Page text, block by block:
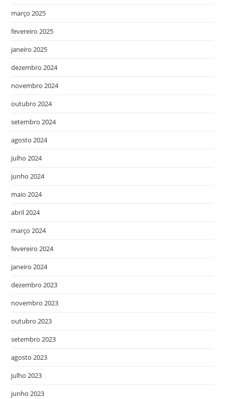
março 2025
fevereiro 2025
janeiro 2025
dezembro 2024
novembro 2024
outubro 2024
setembro 2024
agosto 2024
julho 2024
junho 2024
maio 2024
abril 2024
março 2024
fevereiro 2024
janeiro 2024
dezembro 2023
novembro 2023
outubro 2023
setembro 2023
agosto 2023
julho 2023
junho 2023